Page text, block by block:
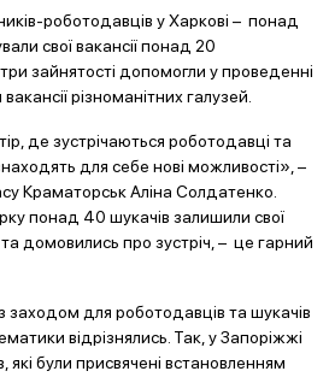
роботодавців у Харкові – понад
свої вакансії понад 20
зайнятості допомогли у проведенні
різноманітних галузей.
де зустрічаються роботодавці та
для себе нові можливості», –
Краматорськ Аліна Солдатенко.
понад 40 шукачів залишили свої
домовились про зустріч, – це гарний
заходом для роботодавців та шукачів
відрізнялись. Так, у Запоріжжі
які були присвячені встановленням